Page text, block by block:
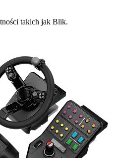
takich jak Blik.